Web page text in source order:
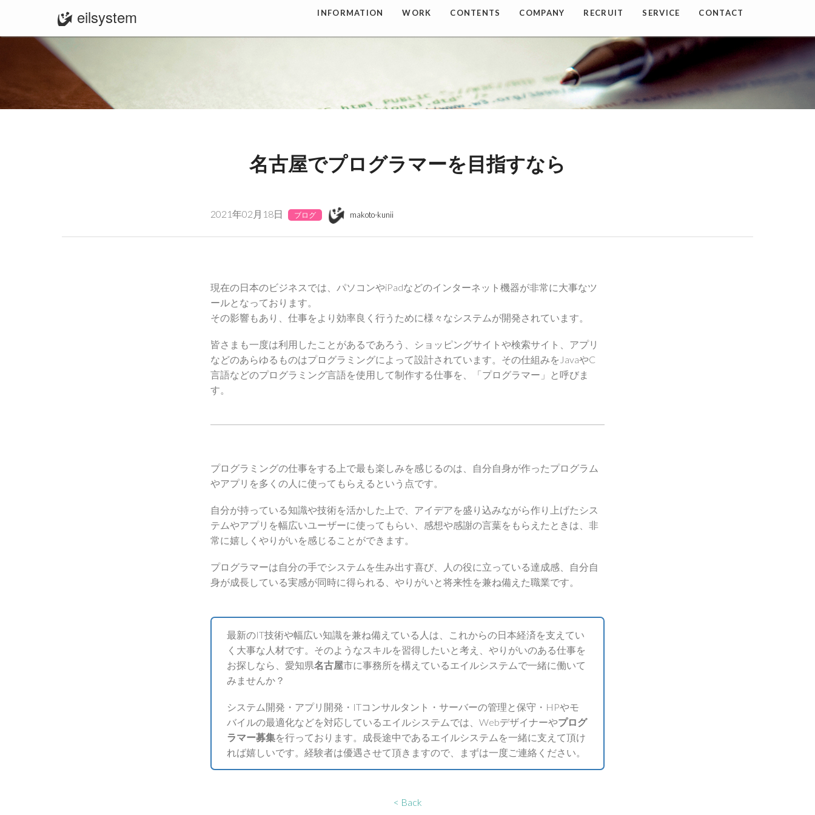
eilsystem INFORMATION WORK CONTENTS COMPANY RECRUIT SERVICE CONTACT
名古屋でプログラマーを目指すなら
2021年02月18日 ブログ makoto-kunii
現在の日本のビジネスでは、パソコンやiPadなどのインターネット機器が非常に大事なツ
ールとなっております。
その影響もあり、仕事をより効率良く行うために様々なシステムが開発されています。
皆さまも一度は利用したことがあるであろう、ショッピングサイトや検索サイト、アプリ
などのあらゆるものはプログラミングによって設計されています。その仕組みをJavaやC
言語などのプログラミング言語を使用して制作する仕事を、「プログラマー」と呼びま
す。
プログラミングの仕事をする上で最も楽しみを感じるのは、自分自身が作ったプログラム
やアプリを多くの人に使ってもらえるという点です。
自分が持っている知識や技術を活かした上で、アイデアを盛り込みながら作り上げたシス
テムやアプリを幅広いユーザーに使ってもらい、感想や感謝の言葉をもらえたときは、非
常に嬉しくやりがいを感じることができます。
プログラマーは自分の手でシステムを生み出す喜び、人の役に立っている達成感、自分自
身が成長している実感が同時に得られる、やりがいと将来性を兼ね備えた職業です。
最新のIT技術や幅広い知識を兼ね備えている人は、これからの日本経済を支えてい
く大事な人材です。そのようなスキルを習得したいと考え、やりがいのある仕事を
お探しなら、愛知県名古屋市に事務所を構えているエイルシステムで一緒に働いて
みませんか？
システム開発・アプリ開発・ITコンサルタント・サーバーの管理と保守・HPやモ
バイルの最適化などを対応しているエイルシステムでは、Webデザイナーやプログ
ラマー募集を行っております。成長途中であるエイルシステムを一緒に支えて頂け
れば嬉しいです。経験者は優遇させて頂きますので、まずは一度ご連絡ください。
< Back